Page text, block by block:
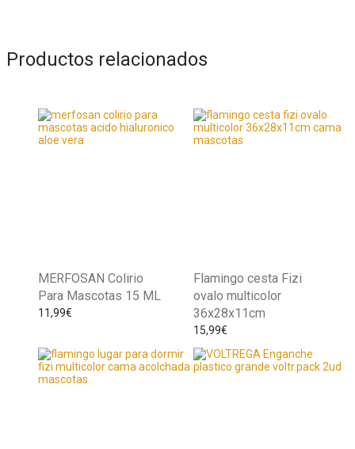
Productos relacionados
MERFOSAN Colirio
Para Mascotas 15 ML
11,99€
Flamingo cesta Fizi
ovalo multicolor
36x28x11cm
15,99€